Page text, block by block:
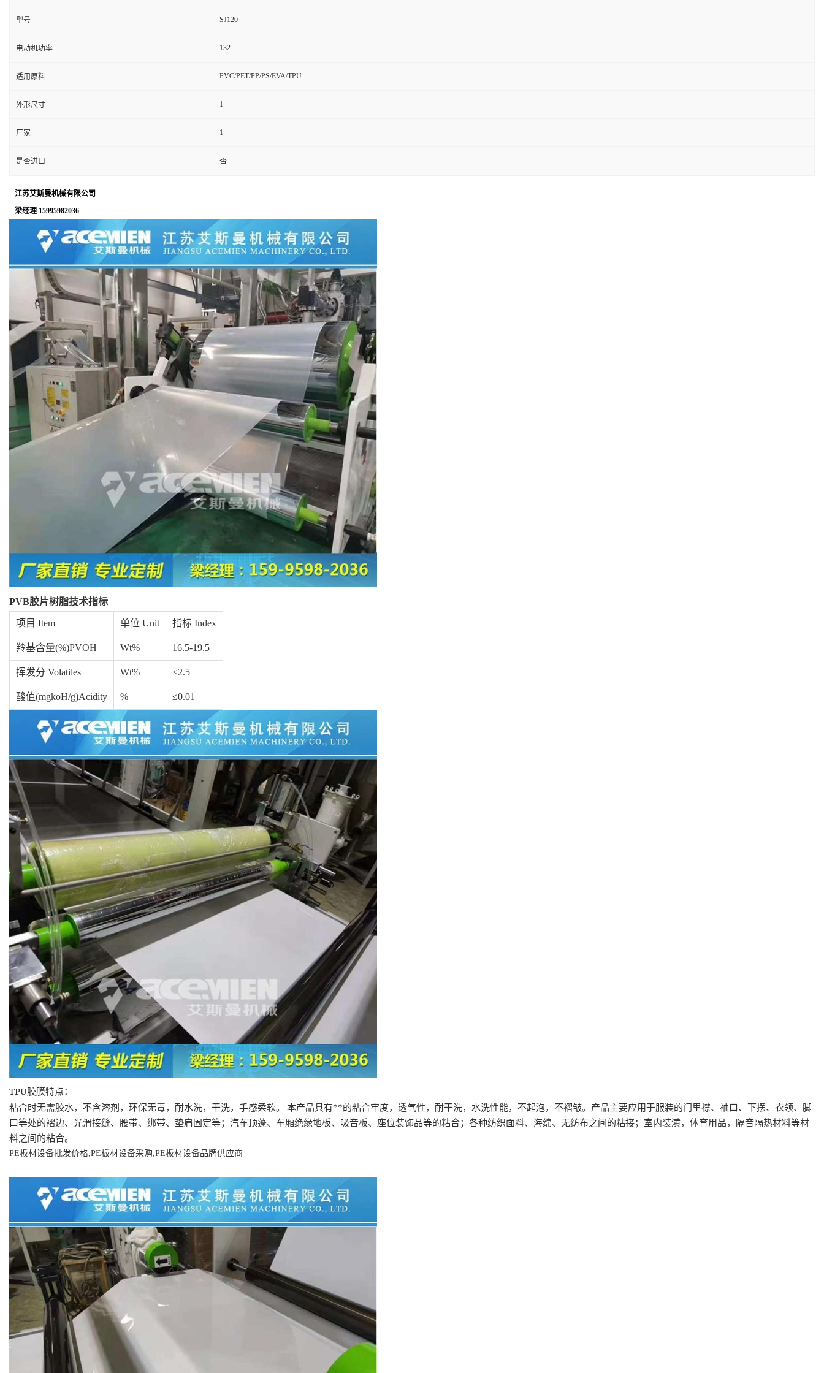
型号 SJ120
电动机功率 132
适用原料 PVC/PET/PP/PS/EVA/TPU
外形尺寸 1
厂家 1
是否进口 否
江苏艾斯曼机械有限公司
梁经理 15995982036
PVB胶片树脂技术指标
项目 Item 单位 Unit 指标 Index
羚基含量(%)PVOH Wt% 16.5-19.5
挥发分 Volatiles Wt% ≤2.5
酸值(mgkoH/g)Acidity % ≤0.01
TPU胶膜特点：
粘合时无需胶水，不含溶剂，环保无毒，耐水洗，干洗，手感柔软。
本产品具有**的粘合牢度，透气性，耐干洗，水洗性能，不起泡，不褶皱。产品主要应用于服装的门里襟、袖口、下摆、衣领、脚
口等处的褶边、光滑接缝、腰带、绑带、垫肩固定等；汽车顶蓬、车厢绝缘地板、吸音板、座位装饰品等的粘合；各种纺织面料、海绵、无纺布之间的粘接；室内装潢，体育用品，隔音隔热材料等材
料之间的粘合。
PE板材设备批发价格,PE板材设备采购,PE板材设备品牌供应商